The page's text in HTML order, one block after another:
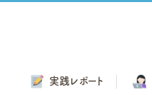
実践レポート